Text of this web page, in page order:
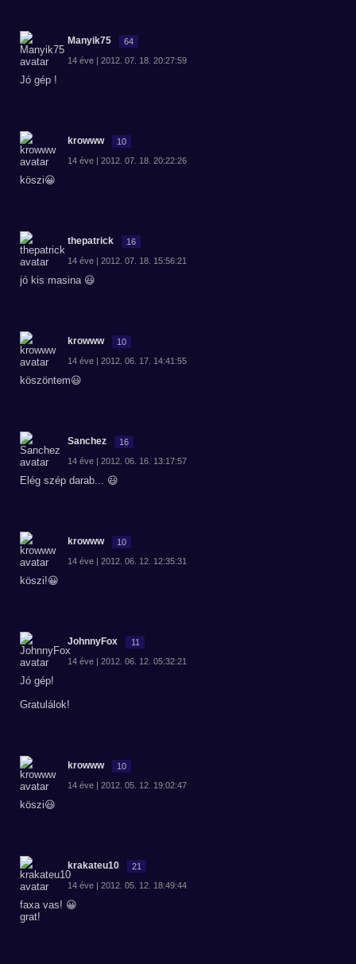
Manyik75 64
14 éve | 2012. 07. 18. 20:27:59
Jó gép !
krowww 10
14 éve | 2012. 07. 18. 20:22:26
köszi😀
thepatrick 16
14 éve | 2012. 07. 18. 15:56:21
jó kis masina 😃
krowww 10
14 éve | 2012. 06. 17. 14:41:55
köszöntem😃
Sanchez 16
14 éve | 2012. 06. 16. 13:17:57
Elég szép darab... 😃
krowww 10
14 éve | 2012. 06. 12. 12:35:31
köszi!😀
JohnnyFox 11
14 éve | 2012. 06. 12. 05:32:21
Jó gép!
Gratulálok!
krowww 10
14 éve | 2012. 05. 12. 19:02:47
köszi😃
krakateu10 21
14 éve | 2012. 05. 12. 18:49:44
faxa vas! 😀
grat!